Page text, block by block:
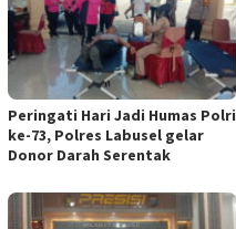
Peringati Hari Jadi Humas Polri
ke-73, Polres Labusel gelar
Donor Darah Serentak